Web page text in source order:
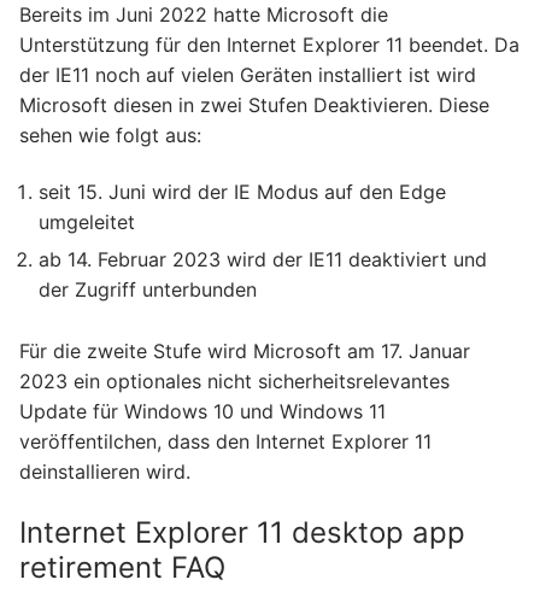
Bereits im Juni 2022 hatte Microsoft die
Unterstützung für den Internet Explorer 11 beendet. Da
der IE11 noch auf vielen Geräten installiert ist wird
Microsoft diesen in zwei Stufen Deaktivieren. Diese
sehen wie folgt aus:
seit 15. Juni wird der IE Modus auf den Edge
umgeleitet
ab 14. Februar 2023 wird der IE11 deaktiviert und
der Zugriff unterbunden
Für die zweite Stufe wird Microsoft am 17. Januar
2023 ein optionales nicht sicherheitsrelevantes
Update für Windows 10 und Windows 11
veröffentilchen, dass den Internet Explorer 11
deinstallieren wird.
Internet Explorer 11 desktop app
retirement FAQ